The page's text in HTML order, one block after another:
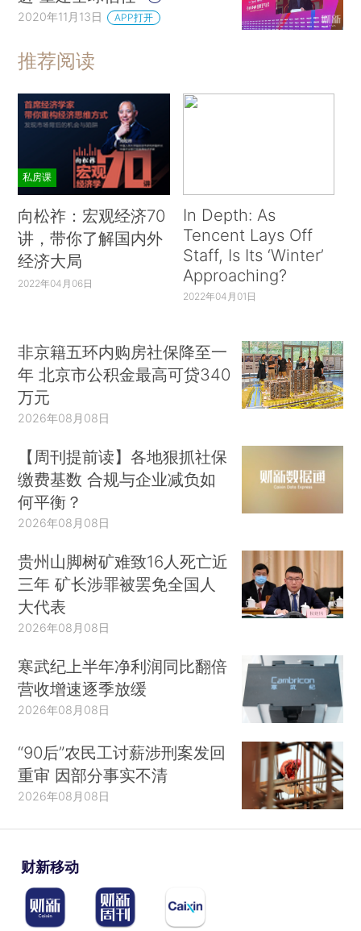
2020年11月13日 APP打开
推荐阅读
私房课
向松祚：宏观经济70
讲，带你了解国内外
经济大局
2022年04月06日
In Depth: As
Tencent Lays Off
Staff, Is Its ‘Winter’
Approaching?
2022年04月01日
非京籍五环内购房社保降至一
年 北京市公积金最高可贷340
万元
2026年08月08日
【周刊提前读】各地狠抓社保
缴费基数 合规与企业减负如
何平衡？
2026年08月08日
贵州山脚树矿难致16人死亡近
三年 矿长涉罪被罢免全国人
大代表
2026年08月08日
寒武纪上半年净利润同比翻倍
营收增速逐季放缓
2026年08月08日
“90后”农民工讨薪涉刑案发回
重审 因部分事实不清
2026年08月08日
财新移动